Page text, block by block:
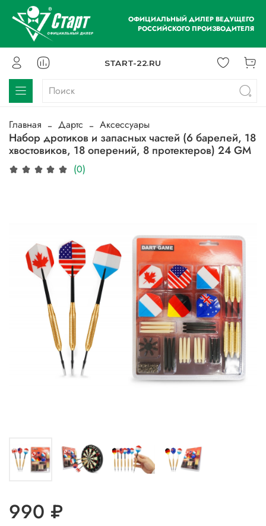
ОФИЦИАЛЬНЫЙ ДИЛЕР ВЕДУЩЕГО
РОССИЙСКОГО ПРОИЗВОДИТЕЛЯ
START-22.RU
Главная Дартс Аксессуары
Набор дротиков и запасных частей (6 барелей, 18
хвостовиков, 18 оперений, 8 протектеров) 24 GM
(0)
990 ₽